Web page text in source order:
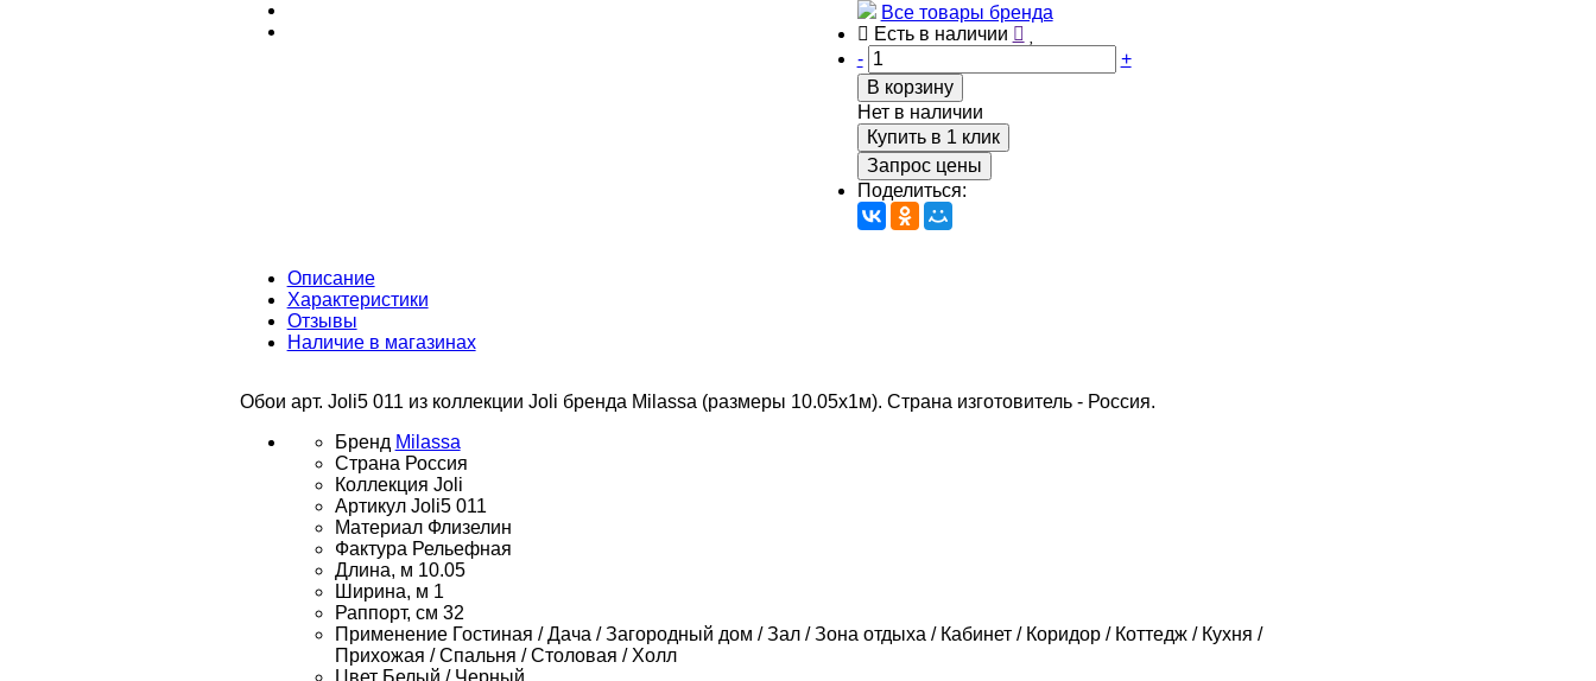
Все товары бренда
Есть в наличии
-
+
В корзину
Нет в наличии
Купить в 1 клик
Запрос цены
Поделиться:
Описание
Характеристики
Отзывы
Наличие в магазинах
Обои арт. Joli5 011 из коллекции Joli бренда Milassa (размеры 10.05х1м). Страна изготовитель - Россия.
Бренд Milassa
Страна Россия
Коллекция Joli
Артикул Joli5 011
Материал Флизелин
Фактура Рельефная
Длина, м 10.05
Ширина, м 1
Раппорт, см 32
Применение Гостиная / Дача / Загородный дом / Зал / Зона отдыха / Кабинет / Коридор / Коттедж / Кухня /
Прихожая / Спальня / Столовая / Холл
Цвет Белый / Черный